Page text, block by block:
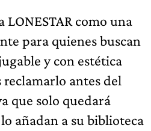
LONESTAR como una
para quienes buscan
y con estética
reclamarlo antes del
que solo quedará
añadan a su biblioteca